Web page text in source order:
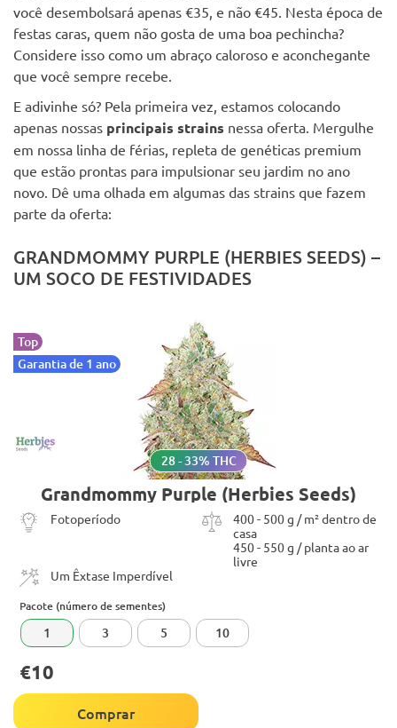
você desembolsará apenas €35, e não €45. Nesta época de
festas caras, quem não gosta de uma boa pechincha?
Considere isso como um abraço caloroso e aconchegante
que você sempre recebe.
E adivinhe só? Pela primeira vez, estamos colocando
apenas nossas principais strains nessa oferta. Mergulhe
em nossa linha de férias, repleta de genéticas premium
que estão prontas para impulsionar seu jardim no ano
novo. Dê uma olhada em algumas das strains que fazem
parte da oferta:
GRANDMOMMY PURPLE (HERBIES SEEDS) –
UM SOCO DE FESTIVIDADES
Top
Garantia de 1 ano
28 - 33% THC
Grandmommy Purple (Herbies Seeds)
Fotoperíodo
400 - 500 g / m² dentro de
casa
450 - 550 g / planta ao ar
livre
Um Êxtase Imperdível
Pacote (número de sementes)
1 3 5 10
€10
Comprar